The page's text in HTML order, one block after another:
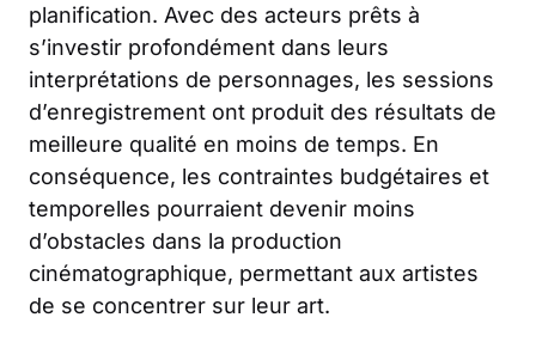
planification. Avec des acteurs prêts à
s’investir profondément dans leurs
interprétations de personnages, les sessions
d’enregistrement ont produit des résultats de
meilleure qualité en moins de temps. En
conséquence, les contraintes budgétaires et
temporelles pourraient devenir moins
d’obstacles dans la production
cinématographique, permettant aux artistes
de se concentrer sur leur art.